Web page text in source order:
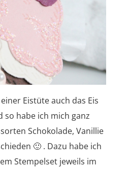
Eistüte auch das Eis
so habe ich mich ganz
Schokolade, Vanillie
🙂 . Dazu habe ich
Stempelset jeweils im